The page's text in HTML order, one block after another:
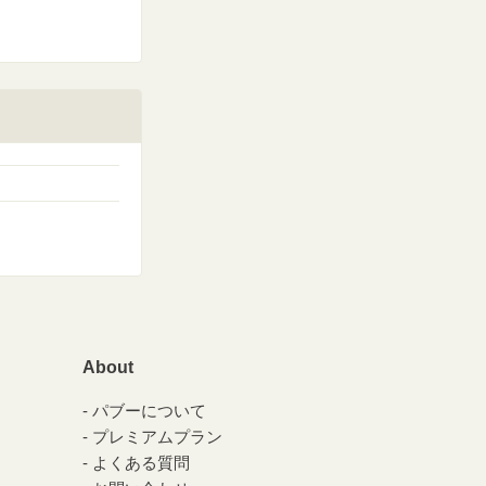
About
パブーについて
プレミアムプラン
よくある質問